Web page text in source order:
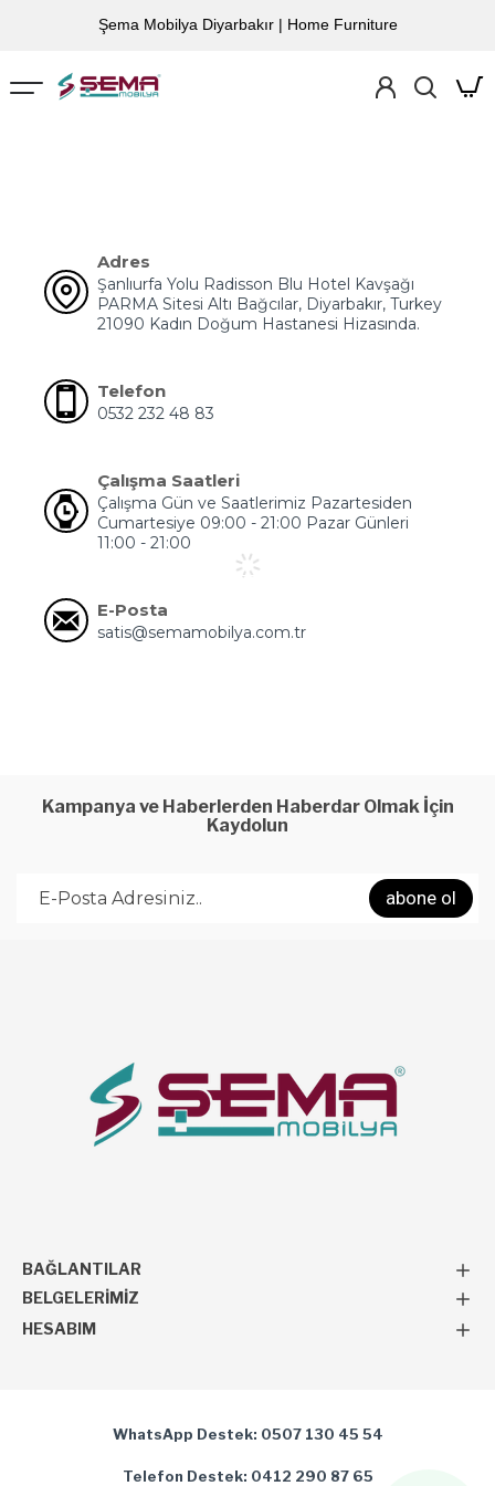
Şema Mobilya Diyarbakır | Home Furniture
Adres
Şanlıurfa Yolu Radisson Blu Hotel Kavşağı
PARMA Sitesi Altı Bağcılar, Diyarbakır, Turkey
21090 Kadın Doğum Hastanesi Hizasında.
Telefon
0532 232 48 83
Çalışma Saatleri
Çalışma Gün ve Saatlerimiz Pazartesiden
Cumartesiye 09:00 - 21:00 Pazar Günleri
11:00 - 21:00
E-Posta
satis@semamobilya.com.tr
Kampanya ve Haberlerden Haberdar Olmak İçin
Kaydolun
abone ol
BAĞLANTILAR
BELGELERIMIZ
HESABIM
WhatsApp Destek: 0507 130 45 54
Telefon Destek: 0412 290 87 65